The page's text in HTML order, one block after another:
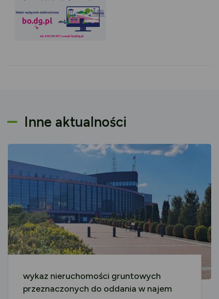
Inne aktualności
wykaz nieruchomości gruntowych
przeznaczonych do oddania w najem